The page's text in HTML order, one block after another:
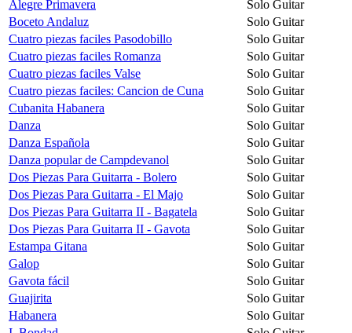
Alegre Primavera
Solo Guitar
Boceto Andaluz
Solo Guitar
Cuatro piezas faciles Pasodobillo
Solo Guitar
Cuatro piezas faciles Romanza
Solo Guitar
Cuatro piezas faciles Valse
Solo Guitar
Cuatro piezas faciles: Cancion de Cuna
Solo Guitar
Cubanita Habanera
Solo Guitar
Danza
Solo Guitar
Danza Española
Solo Guitar
Danza popular de Campdevanol
Solo Guitar
Dos Piezas Para Guitarra - Bolero
Solo Guitar
Dos Piezas Para Guitarra - El Majo
Solo Guitar
Dos Piezas Para Guitarra II - Bagatela
Solo Guitar
Dos Piezas Para Guitarra II - Gavota
Solo Guitar
Estampa Gitana
Solo Guitar
Galop
Solo Guitar
Gavota fácil
Solo Guitar
Guajirita
Solo Guitar
Habanera
Solo Guitar